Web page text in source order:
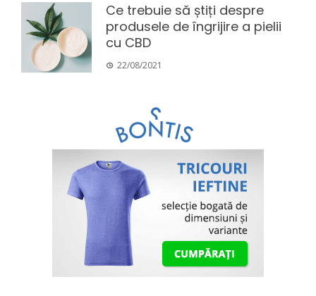
Ce trebuie să știți despre
produsele de îngrijire a pielii
cu CBD
22/08/2021